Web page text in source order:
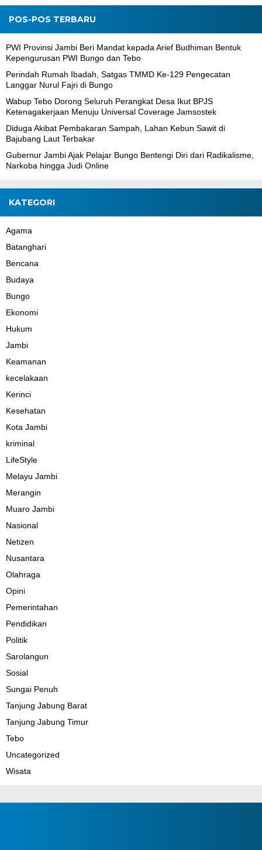
POS-POS TERBARU
PWI Provinsi Jambi Beri Mandat kepada Arief Budhiman Bentuk
Kepengurusan PWI Bungo dan Tebo
Perindah Rumah Ibadah, Satgas TMMD Ke-129 Pengecatan
Langgar Nurul Fajri di Bungo
Wabup Tebo Dorong Seluruh Perangkat Desa Ikut BPJS
Ketenagakerjaan Menuju Universal Coverage Jamsostek
Diduga Akibat Pembakaran Sampah, Lahan Kebun Sawit di
Bajubang Laut Terbakar
Gubernur Jambi Ajak Pelajar Bungo Bentengi Diri dari Radikalisme,
Narkoba hingga Judi Online
KATEGORI
Agama
Batanghari
Bencana
Budaya
Bungo
Ekonomi
Hukum
Jambi
Keamanan
kecelakaan
Kerinci
Kesehatan
Kota Jambi
kriminal
LifeStyle
Melayu Jambi
Merangin
Muaro Jambi
Nasional
Netizen
Nusantara
Olahraga
Opini
Pemerintahan
Pendidikan
Politik
Sarolangun
Sosial
Sungai Penuh
Tanjung Jabung Barat
Tanjung Jabung Timur
Tebo
Uncategorized
Wisata